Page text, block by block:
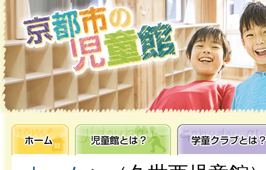
ホーム 児童館とは？ 学童クラブとは？